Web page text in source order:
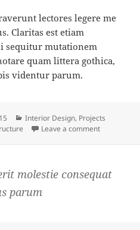
lectores legere me
Claritas est etiam
sequitur mutationem
quam littera gothica,
videntur parum.
Categories
Interior Design, Projects
Leave a commenton Soluta
molestie consequat
parum